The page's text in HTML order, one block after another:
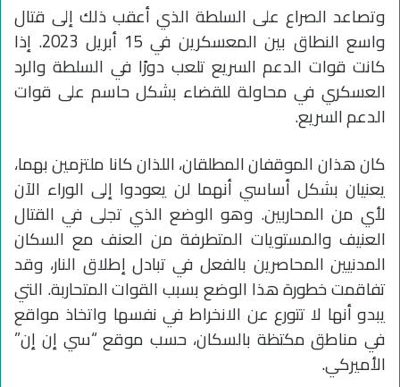
وتصاعد الصراع على السلطة الذي أعقب ذلك إلى قتال
واسع النطاق بين المعسكرين في 15 أبريل 2023. إذا
كانت قوات الدعم السريع تلعب دورًا في السلطة والرد
العسكري في محاولة للقضاء بشكل حاسم على قوات
الدعم السريع.
كان هذان الموقفان المطلقان، اللذان كانا ملتزمين بهما،
يعنيان بشكل أساسي أنهما لن يعودوا إلى الوراء الآن
لأي من المحاربين. وهو الوضع الذي تجلى في القتال
العنيف والمستويات المتطرفة من العنف مع السكان
المدنيين المحاصرين بالفعل في تبادل إطلاق النار، وقد
تفاقمت خطورة هذا الوضع بسبب القوات المتحاربة. التي
يبدو أنها لا تتورع عن الانخراط في نفسها واتخاذ مواقع
في مناطق مكتظة بالسكان، حسب موقع “سي إن إن”
الأميركي.